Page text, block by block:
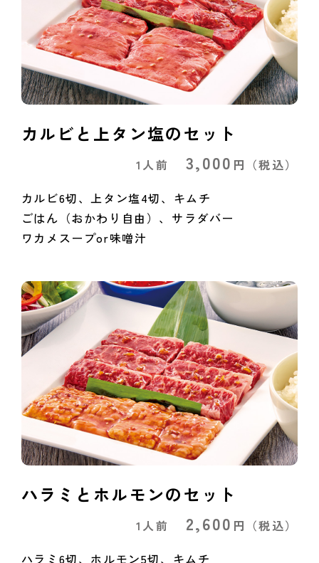
カルビと上タン塩のセット
1人前 3,000 円 （税込）
カルビ6切、上タン塩4切、キムチ
ごはん（おかわり自由）、サラダバー
ワカメスープor味噌汁
ハラミとホルモンのセット
1人前 2,600 円 （税込）
ハラミ6切、ホルモン5切、キムチ